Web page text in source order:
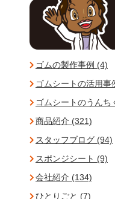
ゴムの製作事例 (4)
ゴムシートの活用事
ゴムシートのうんち
商品紹介 (321)
スタッフブログ (94)
スポンジシート (9)
会社紹介 (134)
ひとりごと (7)